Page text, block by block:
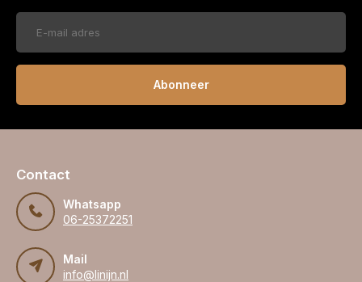
Abonneer
Contact
Whatsapp
06-25372251
Mail
info@linijn.nl